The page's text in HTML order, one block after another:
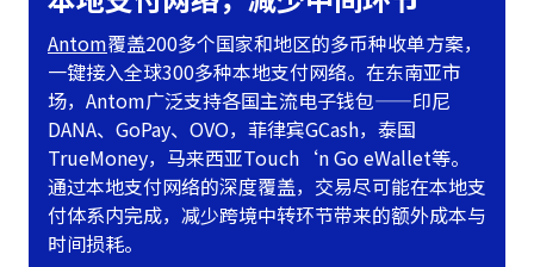
Antom覆盖200多个国家和地区的多币种收单方案，
一键接入全球300多种本地支付网络。在东南亚市
场，Antom广泛支持各国主流电子钱包——印尼
DANA、GoPay、OVO，菲律宾GCash，泰国
TrueMoney，马来西亚Touch‘n Go eWallet等。
通过本地支付网络的深度覆盖，交易尽可能在本地支
付体系内完成，减少跨境中转环节带来的额外成本与
时间损耗。